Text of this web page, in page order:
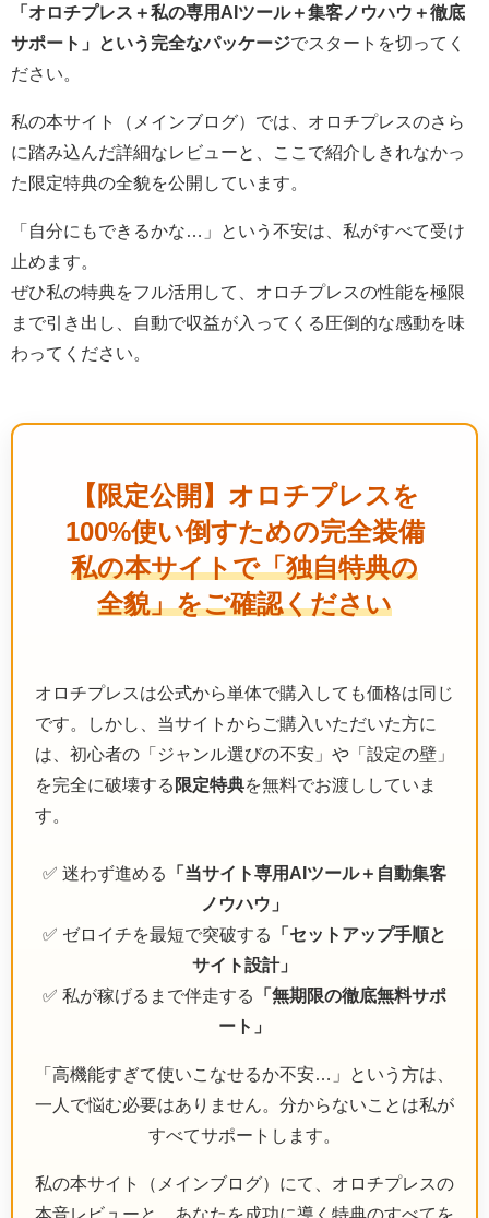
「オロチプレス＋私の専用AIツール＋集客ノウハウ＋徹底
サポート」という完全なパッケージでスタートを切ってく
ださい。
私の本サイト（メインブログ）では、オロチプレスのさら
に踏み込んだ詳細なレビューと、ここで紹介しきれなかっ
た限定特典の全貌を公開しています。
「自分にもできるかな…」という不安は、私がすべて受け
止めます。
ぜひ私の特典をフル活用して、オロチプレスの性能を極限
まで引き出し、自動で収益が入ってくる圧倒的な感動を味
わってください。
【限定公開】オロチプレスを
100%使い倒すための完全装備
私の本サイトで「独自特典の
全貌」をご確認ください
オロチプレスは公式から単体で購入しても価格は同じ
です。しかし、当サイトからご購入いただいた方に
は、初心者の「ジャンル選びの不安」や「設定の壁」
を完全に破壊する 限定特典を無料でお渡ししていま
す。
✅ 迷わず進める
「当サイト専用AIツール＋自動集客
ノウハウ」
✅ ゼロイチを最短で突破する
「セットアップ手順と
サイト設計」
✅ 私が稼げるまで伴走する
「無期限の徹底無料サポ
ート」
「高機能すぎて使いこなせるか不安…」という方は、
一人で悩む必要はありません。分からないことは私が
すべてサポートします。
私の本サイト（メインブログ）にて、オロチプレスの
本音レビューと、あなたを成功に導く特典のすべてを